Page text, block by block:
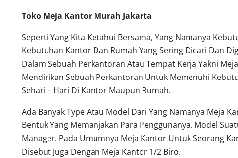
Toko Meja Kantor Murah Jakarta
Seperti Yang Kita Ketahui Bersama, Yang Namanya
Kebutuhan Kantor Dan Rumah Yang Sering Dicari Dan
Dalam Sebuah Perkantoran Atau Tempat Kerja Yakni
Mendirikan Sebuah Perkantoran Untuk Memenuhi
Sehari – Hari Di Kantor Maupun Rumah.
Ada Banyak Type Atau Model Dari Yang Namanya Meja
Bentuk Yang Memanjakan Para Penggunanya. Model
Manager. Pada Umumnya Meja Kantor Untuk Seorang
Disebut Juga Dengan Meja Kantor 1/2 Biro.